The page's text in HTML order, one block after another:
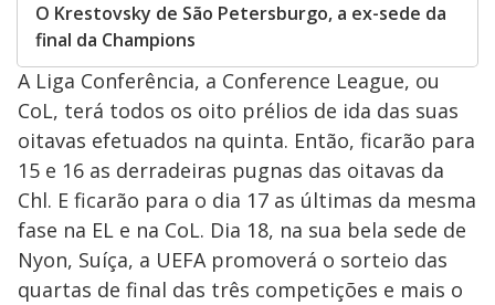
O Krestovsky de São Petersburgo, a ex-sede da
final da Champions
A Liga Conferência, a Conference League, ou
CoL, terá todos os oito prélios de ida das suas
oitavas efetuados na quinta. Então, ficarão para
15 e 16 as derradeiras pugnas das oitavas da
Chl. E ficarão para o dia 17 as últimas da mesma
fase na EL e na CoL. Dia 18, na sua bela sede de
Nyon, Suíça, a UEFA promoverá o sorteio das
quartas de final das três competições e mais o